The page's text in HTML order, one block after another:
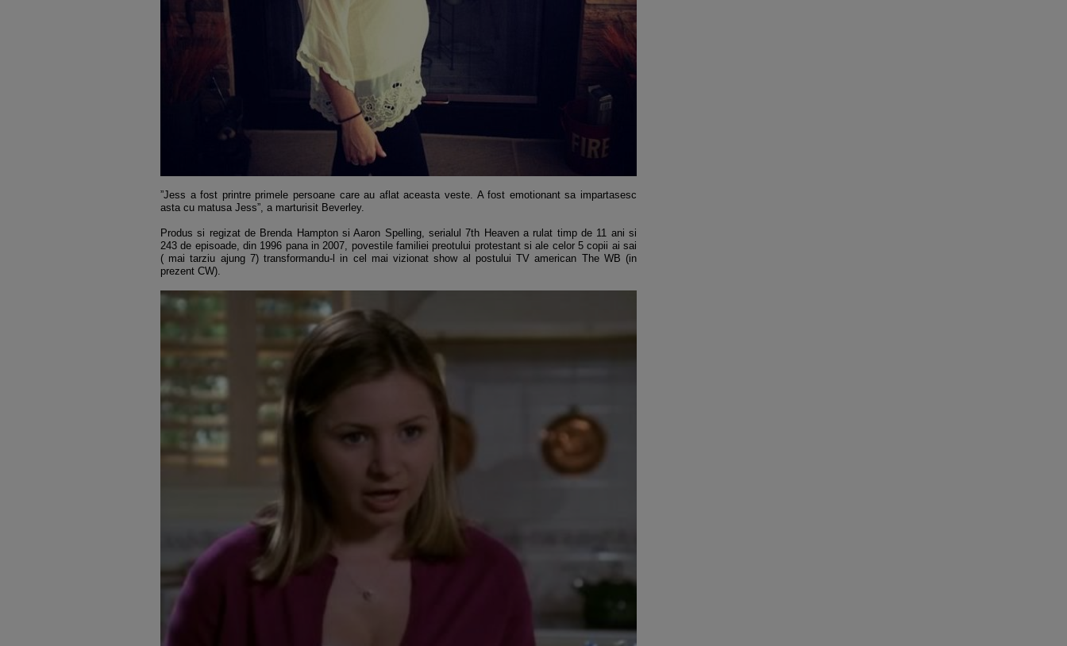
”Jess a fost printre primele persoane care au aflat aceasta veste. A fost emotionant sa impartasesc
asta cu matusa Jess”, a marturisit Beverley.
Produs si regizat de Brenda Hampton si Aaron Spelling, serialul 7th Heaven a rulat timp de 11 ani si
243 de episoade, din 1996 pana in 2007, povestile familiei preotului protestant si ale celor 5 copii ai sai
( mai tarziu ajung 7) transformandu-l in cel mai vizionat show al postului TV american The WB (in
prezent CW).